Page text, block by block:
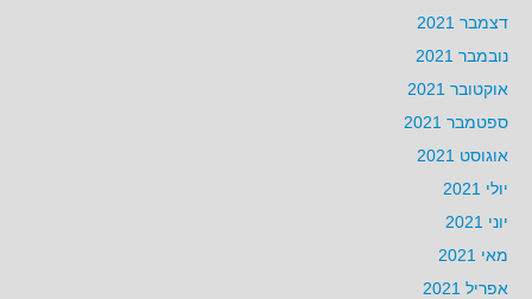
דצמבר 2021
נובמבר 2021
אוקטובר 2021
ספטמבר 2021
אוגוסט 2021
יולי 2021
יוני 2021
מאי 2021
אפריל 2021